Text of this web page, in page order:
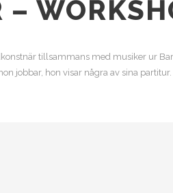
–
tillsammans med musiker ur
jobbar, hon visar några av sina